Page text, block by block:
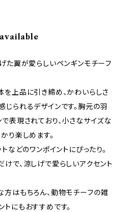
た翼が愛らしいペンギンモチーフ
上品に引き締め、かわいらしさ
られるデザインです。胸元の羽
表現されており、小さなサイズな
り楽しめます。
などのワンポイントにぴったり。
で、涼しげで愛らしいアクセント
はもちろん、動物モチーフの雑
にもおすすめです。